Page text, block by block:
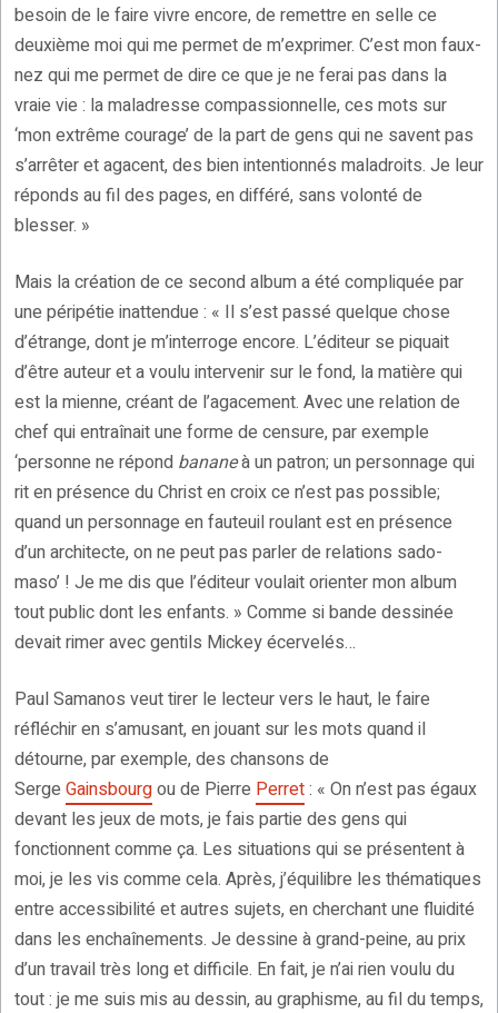
besoin de le faire vivre encore, de remettre en selle ce
deuxième moi qui me permet de m’exprimer. C’est mon faux-
nez qui me permet de dire ce que je ne ferai pas dans la
vraie vie : la maladresse compassionnelle, ces mots sur
‘mon extrême courage’ de la part de gens qui ne savent pas
s’arrêter et agacent, des bien intentionnés maladroits. Je leur
réponds au fil des pages, en différé, sans volonté de
blesser. »
Mais la création de ce second album a été compliquée par
une péripétie inattendue : « Il s’est passé quelque chose
d’étrange, dont je m’interroge encore. L’éditeur se piquait
d’être auteur et a voulu intervenir sur le fond, la matière qui
est la mienne, créant de l’agacement. Avec une relation de
chef qui entraînait une forme de censure, par exemple
‘personne ne répond bananeà un patron; un personnage qui
rit en présence du Christ en croix ce n’est pas possible;
quand un personnage en fauteuil roulant est en présence
d’un architecte, on ne peut pas parler de relations sado-
maso’ ! Je me dis que l’éditeur voulait orienter mon album
tout public dont les enfants. » Comme si bande dessinée
devait rimer avec gentils Mickey écervelés…
Paul Samanos veut tirer le lecteur vers le haut, le faire
réfléchir en s’amusant, en jouant sur les mots quand il
détourne, par exemple, des chansons de
Serge Gainsbourgou de Pierre Perret: « On n’est pas égaux
devant les jeux de mots, je fais partie des gens qui
fonctionnent comme ça. Les situations qui se présentent à
moi, je les vis comme cela. Après, j’équilibre les thématiques
entre accessibilité et autres sujets, en cherchant une fluidité
dans les enchaînements. Je dessine à grand-peine, au prix
d’un travail très long et difficile. En fait, je n’ai rien voulu du
tout : je me suis mis au dessin, au graphisme, au fil du temps,